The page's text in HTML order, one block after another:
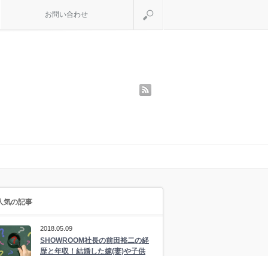
お問い合わせ
気の記事
2018.05.09
SHOWROOM社長の前田裕二の経
歴と年収！結婚した嫁(妻)や子供